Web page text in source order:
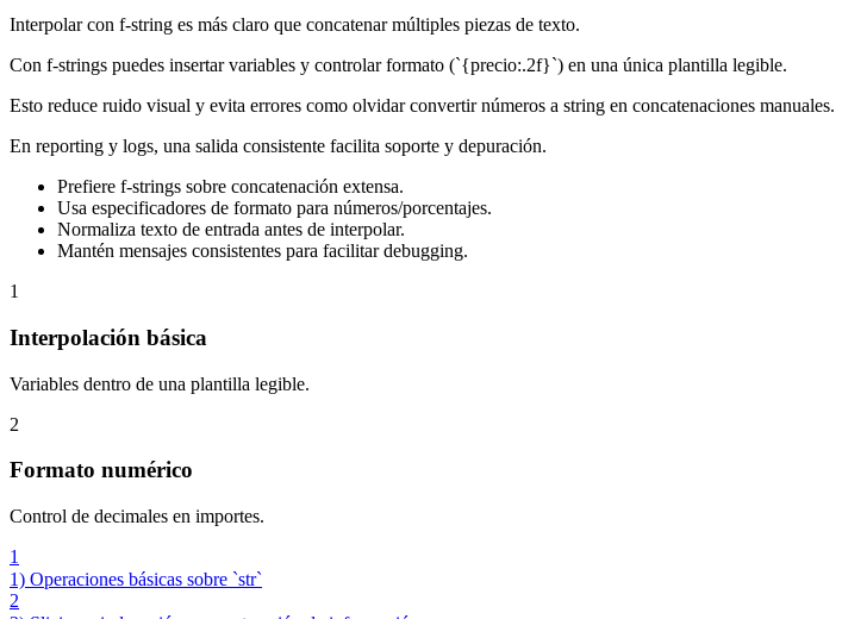
Interpolar con f-string es más claro que concatenar múltiples piezas de texto.
Con f-strings puedes insertar variables y controlar formato (`{precio:.2f}`) en una única plantilla legible.
Esto reduce ruido visual y evita errores como olvidar convertir números a string en concatenaciones manuales.
En reporting y logs, una salida consistente facilita soporte y depuración.
Prefiere f-strings sobre concatenación extensa.
Usa especificadores de formato para números/porcentajes.
Normaliza texto de entrada antes de interpolar.
Mantén mensajes consistentes para facilitar debugging.
1
Interpolación básica
Variables dentro de una plantilla legible.
2
Formato numérico
Control de decimales en importes.
1
1) Operaciones básicas sobre `str`
2